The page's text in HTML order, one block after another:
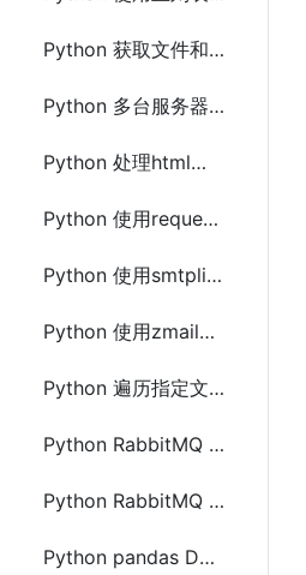
Python 获取文件和文件夹属性信息及文件夹下所有的文件(os.stat() 和 os.path)
Python 多台服务器实现文件及文件夹同步的方法
Python 处理html、url字符串编码和解码(base64,escape,urlencode)
Python 使用requests下载图片的方法及示例代码
Python 使用smtplib、zmail或yagmail发送邮件
Python 使用zmail、imapclient或imap_tools接收邮件
Python 遍历指定文件夹下所有文件批量操作的方法
Python RabbitMQ pika的安装及单生产单消费模型的使用
Python RabbitMQ pika的安装及work消息模型的使用
Python pandas DataFrame 行列使用常用操作